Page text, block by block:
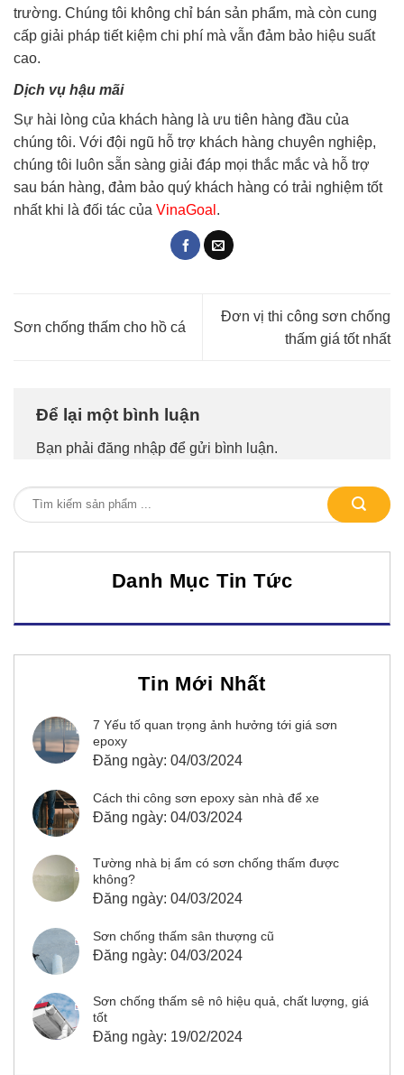
trường. Chúng tôi không chỉ bán sản phẩm, mà còn cung
cấp giải pháp tiết kiệm chi phí mà vẫn đảm bảo hiệu suất
cao.
Dịch vụ hậu mãi
Sự hài lòng của khách hàng là ưu tiên hàng đầu của
chúng tôi. Với đội ngũ hỗ trợ khách hàng chuyên nghiệp,
chúng tôi luôn sẵn sàng giải đáp mọi thắc mắc và hỗ trợ
sau bán hàng, đảm bảo quý khách hàng có trải nghiệm tốt
nhất khi là đối tác của VinaGoal .
Sơn chống thấm cho hồ cá
Đơn vị thi công sơn chống
thấm giá tốt nhất
Để lại một bình luận
Bạn phải đăng nhập để gửi bình luận.
Danh Mục Tin Tức
Tin Mới Nhất
7 Yếu tố quan trọng ảnh hưởng tới giá sơn
epoxy
Đăng ngày: 04/03/2024
Cách thi công sơn epoxy sàn nhà để xe
Đăng ngày: 04/03/2024
Tường nhà bị ẩm có sơn chống thấm được
không?
Đăng ngày: 04/03/2024
Sơn chống thấm sân thượng cũ
Đăng ngày: 04/03/2024
Sơn chống thấm sê nô hiệu quả, chất lượng, giá
tốt
Đăng ngày: 19/02/2024